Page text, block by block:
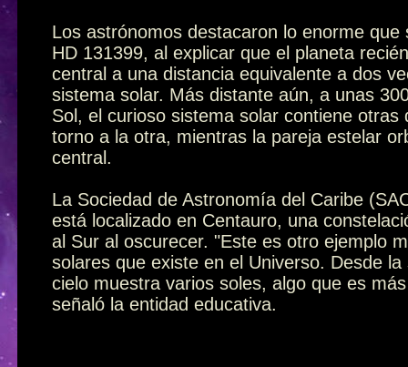
Los astrónomos destacaron lo enorme
HD 131399, al explicar que el planeta
central a una distancia equivalente a dos
sistema solar. Más distante aún, a unas
Sol, el curioso sistema solar contiene
torno a la otra, mientras la pareja estelar
central.
La Sociedad de Astronomía del Caribe
está localizado en Centauro, una
al Sur al oscurecer. "Este es otro ejemplo
solares que existe en el Universo. Desde
cielo muestra varios soles, algo que es
señaló la entidad educativa.